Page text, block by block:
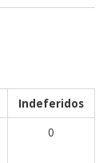
Indeferidos
0